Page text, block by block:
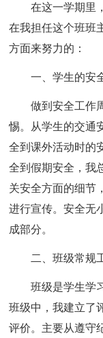
在这一学期里
在我担任这个班班
方面来努力的：
一、学生的安
做到安全工作
惕。从学生的交通
全到课外活动时的
全到假期安全，我
关安全方面的细节
进行宣传。安全无
成部分。
二、班级常规
班级是学生学
班级中，我建立了
评价。主要从遵守